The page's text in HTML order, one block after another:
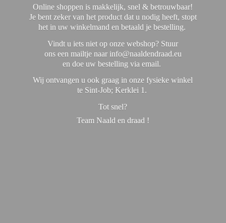
Online shoppen is makkelijk, snel & betrouwbaar!
Je bent zeker van het product dat u nodig heeft, stopt
het in uw winkelmand en betaald je bestelling.
Vindt u iets niet op onze webshop? Stuur
ons een mailtje naar info@naaldendraad.eu
en doe uw bestelling via email.
Wij ontvangen u ook graag in onze fysieke winkel
te Sint-Job; Kerklei 1.
Tot snel?
Team Naald en draad !